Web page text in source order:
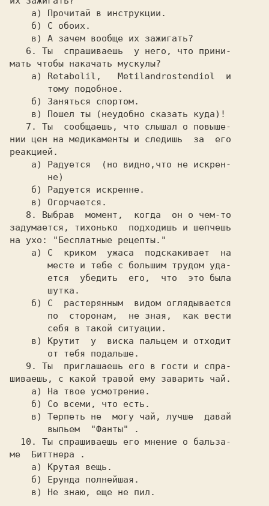
а) Прочитай в инструкции.
6. Ты  спрашиваешь  у него, что прини-
мать чтобы накачать мускулы?
  а)
Retabolil,   Metilandrostendiol и
7. Ты  сообщаешь, что слышал о повыше-
нии цен на медикаменты и следишь  за  его
реакцией.
а) Радуется  (но видно,что не искрен-
8. Выбрав  момент,  когда  он о чем-то
задумается, тихонько  подходишь и шепчешь
на ухо:
"Бесплатные рецепты."
а) С  криком  ужаса  подскакивает  на
9. Ты  приглашаешь его в гости и спра-
шиваешь, с какой травой ему заварить чай.
а) На твое усмотрение.
       выпьем
"Фанты"
.
10. Ты спрашиваешь его мнение о бальза-
ме  Биттнера
.
а) Крутая вещь.